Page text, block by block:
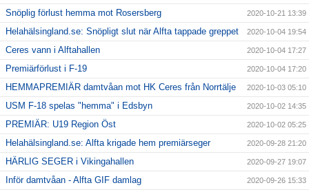
Snöplig förlust hemma mot Rosersberg 2020-10-21 13:39
Helahälsingland.se: Snöpligt slut när Alfta tappade greppet 2020-10-04 19:54
Ceres vann i Alftahallen 2020-10-04 17:27
Premiärförlust i F-19 2020-10-04 17:20
HEMMAPREMIÄR damtvåan mot HK Ceres från Norrtälje 2020-10-03 05:10
USM F-18 spelas "hemma" i Edsbyn 2020-10-02 14:35
PREMIÄR: U19 Region Öst 2020-10-02 05:25
Helahälsingland.se: Alfta krigade hem premiärseger 2020-09-28 21:20
HÄRLIG SEGER i Vikingahallen 2020-09-27 19:07
Inför damtvåan - Alfta GIF damlag 2020-09-26 15:33